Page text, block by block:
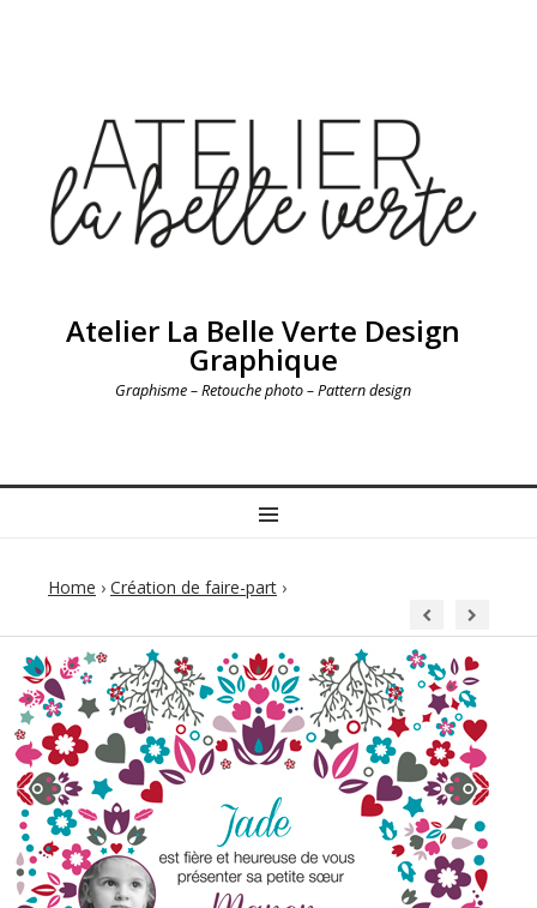
Atelier La Belle Verte Design
Graphique
Graphisme – Retouche photo – Pattern design
MENU
Home › Création de faire-part ›